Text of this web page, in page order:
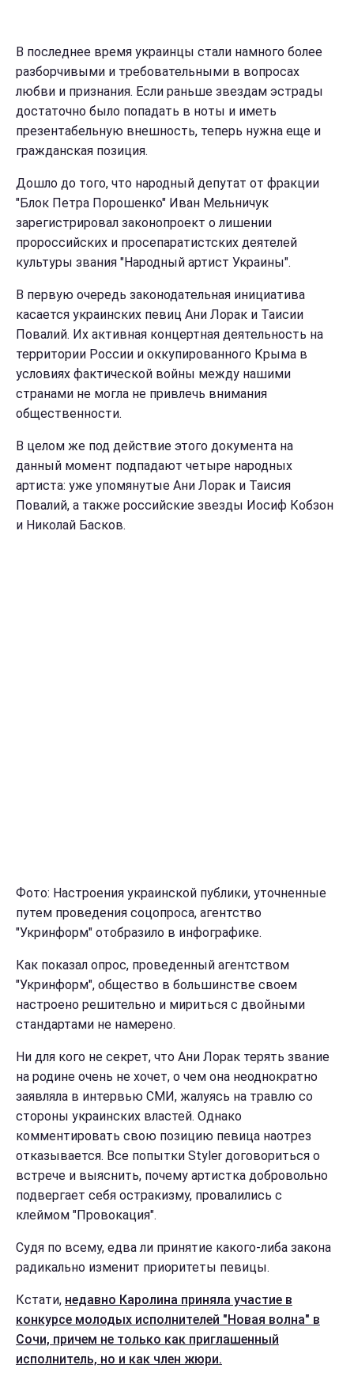
В последнее время украинцы стали намного более
разборчивыми и требовательными в вопросах
любви и признания. Если раньше звездам эстрады
достаточно было попадать в ноты и иметь
презентабельную внешность, теперь нужна еще и
гражданская позиция.
Дошло до того, что народный депутат от фракции
"Блок Петра Порошенко" Иван Мельничук
зарегистрировал законопроект о лишении
пророссийских и просепаратистских деятелей
культуры звания "Народный артист Украины".
В первую очередь законодательная инициатива
касается украинских певиц Ани Лорак и Таисии
Повалий. Их активная концертная деятельность на
территории России и оккупированного Крыма в
условиях фактической войны между нашими
странами не могла не привлечь внимания
общественности.
В целом же под действие этого документа на
данный момент подпадают четыре народных
артиста: уже упомянутые Ани Лорак и Таисия
Повалий, а также российские звезды Иосиф Кобзон
и Николай Басков.
Фото: Настроения украинской публики, уточненные
путем проведения соцопроса, агентство
"Укринформ" отобразило в инфографике.
Как показал опрос, проведенный агентством
"Укринформ", общество в большинстве своем
настроено решительно и мириться с двойными
стандартами не намерено.
Ни для кого не секрет, что Ани Лорак терять звание
на родине очень не хочет, о чем она неоднократно
заявляла в интервью СМИ, жалуясь на травлю со
стороны украинских властей. Однако
комментировать свою позицию певица наотрез
отказывается. Все попытки Styler договориться о
встрече и выяснить, почему артистка добровольно
подвергает себя остракизму, провалились с
клеймом "Провокация".
Судя по всему, едва ли принятие какого-либа закона
радикально изменит приоритеты певицы.
Кстати, недавно Каролина приняла участие в
конкурсе молодых исполнителей "Новая волна" в
Сочи, причем не только как приглашенный
исполнитель, но и как член жюри.